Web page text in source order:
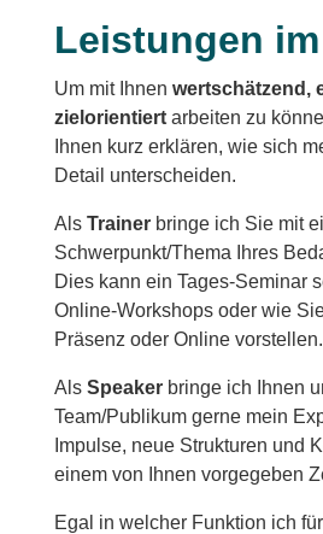
Leistungen
Um mit Ihnen wertschätzend,
zielorientiertarbeiten zu
Ihnen kurz erklären, wie sich
Detail unterscheiden.
Als Trainerbringe ich Sie mit
Schwerpunkt/Thema Ihres
Dies kann ein Tages-Seminar
Online-Workshops oder wie
Präsenz oder Online vorstellen.
Als Speakerbringe ich Ihnen
Team/Publikum gerne mein
Impulse, neue Strukturen und
einem von Ihnen vorgegeben
Egal in welcher Funktion ich